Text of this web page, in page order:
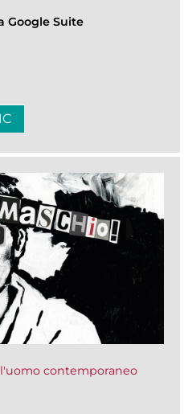
Google Suite
contemporaneo